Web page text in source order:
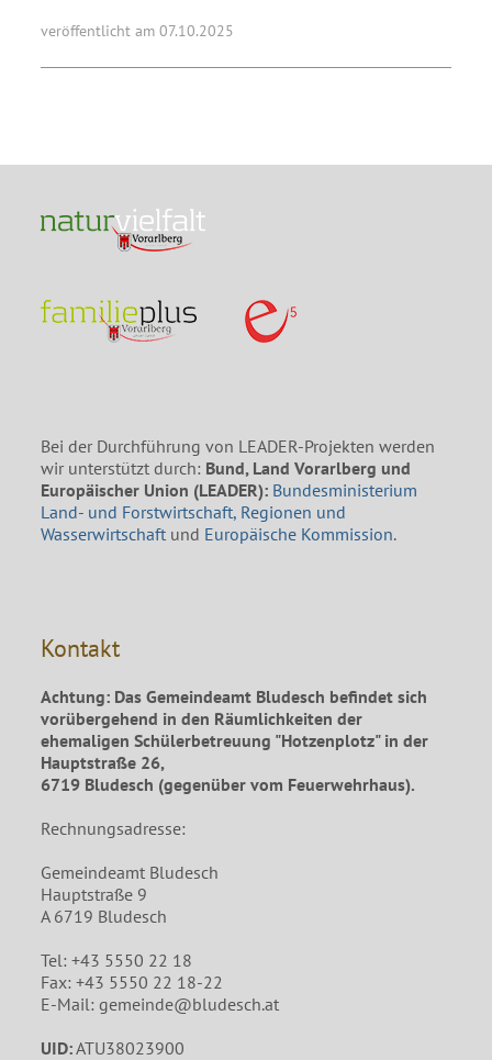
veröffentlicht am 07.10.2025
Bei der Durchführung von LEADER-Projekten werden
wir unterstützt durch: Bund, Land Vorarlberg und
Europäischer Union (LEADER): Bundesministerium
Land- und Forstwirtschaft, Regionen und
Wasserwirtschaft und Europäische Kommission.
Kontakt
Achtung: Das Gemeindeamt Bludesch befindet sich
vorübergehend in den Räumlichkeiten der
ehemaligen Schülerbetreuung "Hotzenplotz" in der
Hauptstraße 26,
6719 Bludesch (gegenüber vom Feuerwehrhaus).
Rechnungsadresse:
Gemeindeamt Bludesch
Hauptstraße 9
A 6719 Bludesch
Tel: +43 5550 22 18
Fax: +43 5550 22 18-22
E-Mail: gemeinde@bludesch.at
UID:ATU38023900